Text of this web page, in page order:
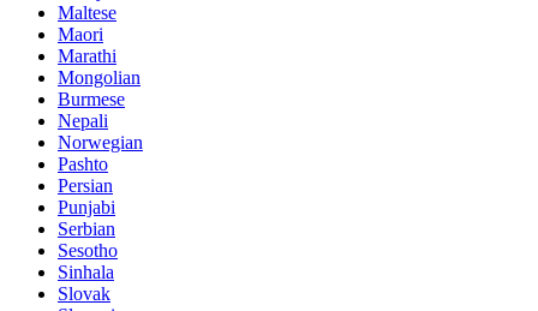
Maltese
Maori
Marathi
Mongolian
Burmese
Nepali
Norwegian
Pashto
Persian
Punjabi
Serbian
Sesotho
Sinhala
Slovak